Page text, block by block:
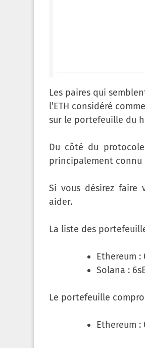
Les paires qui
l’ETH considéré
sur le portefeuille du
Du côté du
principalement
Si vous désirez faire
aider.
La liste des
Ethereum :
Solana :
Le portefeuille
Ethereum :